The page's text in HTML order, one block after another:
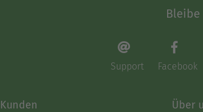
Support Facebook
Kunden Über